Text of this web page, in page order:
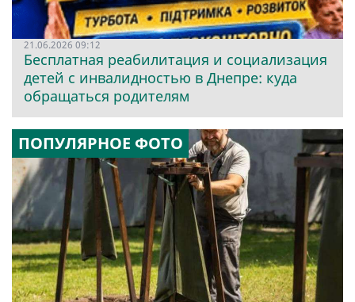
21.06.2026 09:12
Бесплатная реабилитация и социализация
детей с инвалидностью в Днепре: куда
обращаться родителям
ПОПУЛЯРНОЕ ФОТО